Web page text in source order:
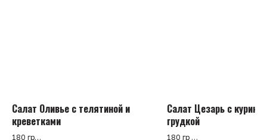
Салат Оливье с телятиной и
креветками
180 гр
Салат Цезарь с куриной
грудкой
180 гр